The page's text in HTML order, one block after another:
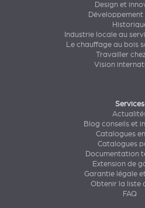
Design et
Industrie locale au
Le chauffage au bois
Travailler
Vision
Services
Blog conseils et
Catalogues
Catalogues
Documentation
Extension de
Garantie légale
Obtenir la liste
FAQ